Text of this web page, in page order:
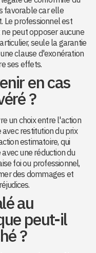
favorable car elle
Le professionnel est
peut opposer aucune
seule la garantie
clause d'exonération
ses effets.
en cas
?
un choix entre l'action
restitution du prix
estimatoire, qui
une réduction du
foi ou professionnel,
des dommages et
au
peut-il
?